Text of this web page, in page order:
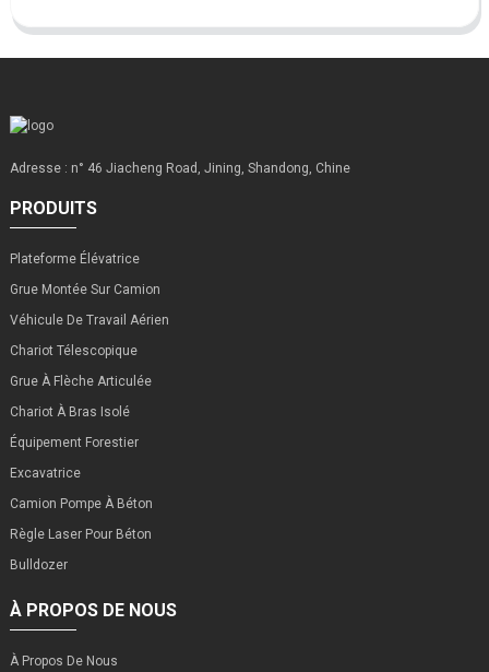
Adresse : n° 46 Jiacheng Road, Jining, Shandong, Chine
PRODUITS
Plateforme Élévatrice
Grue Montée Sur Camion
Véhicule De Travail Aérien
Chariot Télescopique
Grue À Flèche Articulée
Chariot À Bras Isolé
Équipement Forestier
Excavatrice
Camion Pompe À Béton
Règle Laser Pour Béton
Bulldozer
À PROPOS DE NOUS
À Propos De Nous